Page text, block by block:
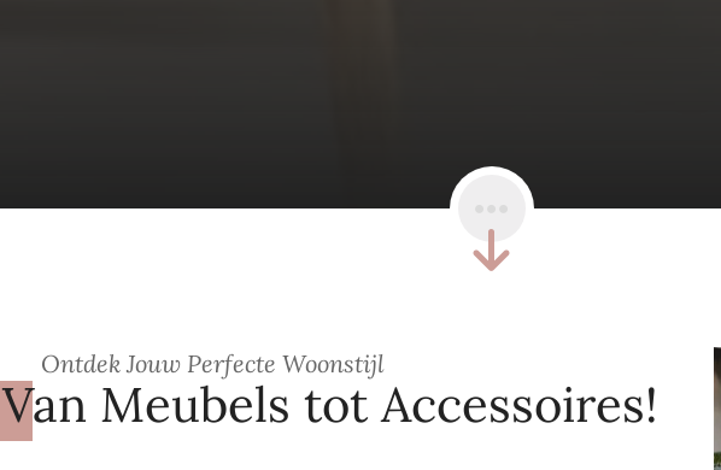
Ontdek Jouw Perfecte Woonstijl
Van Meubels tot Accessoires!